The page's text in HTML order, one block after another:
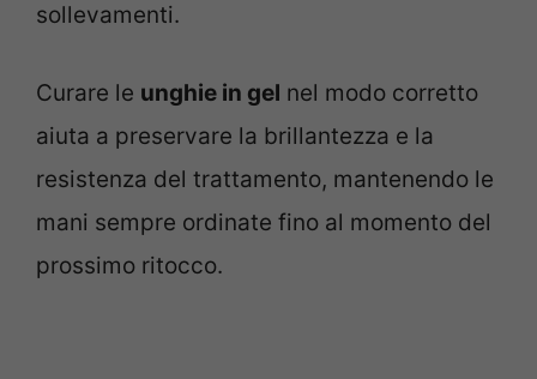
sollevamenti.
Curare le unghie in gel nel modo corretto
aiuta a preservare la brillantezza e la
resistenza del trattamento, mantenendo le
mani sempre ordinate fino al momento del
prossimo ritocco.